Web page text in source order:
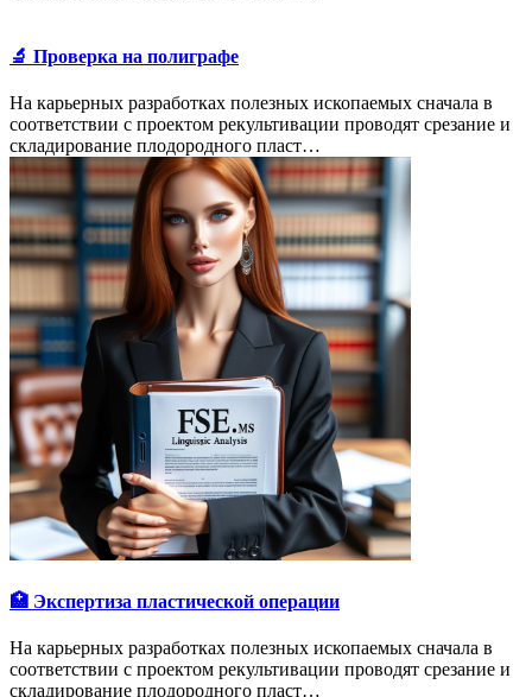
🔬 Проверка на полиграфе
На карьерных разработках полезных ископаемых сначала в
соответствии с проектом рекультивации проводят срезание и
складирование плодородного пласт…
🏥 Экспертиза пластической операции
На карьерных разработках полезных ископаемых сначала в
соответствии с проектом рекультивации проводят срезание и
складирование плодородного пласт…